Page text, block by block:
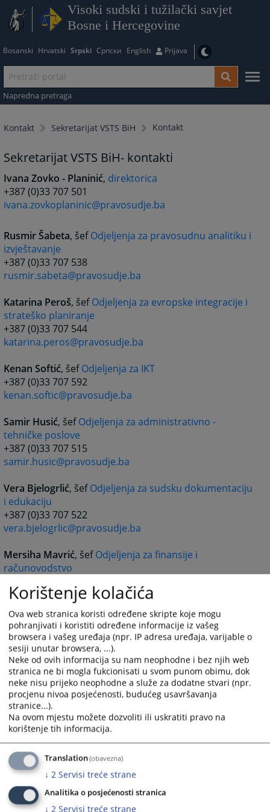
Visoki sudski i tužilački savjet
Bosne i Hercegovine
Bosanski Hrvatski Srpski Српски English Prijava
Napredna pretraga
Kontakt Sekretarijat VSTS BiH Kontakt
Sekretarijat VSTS BiH- kontakti
Ivana Zovko - Planinić, direktorica
+387 (0)33 707 501
ivana.zovkoplaninic@pravosudje.ba
Rusmir Šabeta, šefOdjeljenja za pravosudnu analitiku i
izvještavanje
+387 (0)33 707 538
rusmir.sabeta@pravosudje.ba
Katarina Peroš, šefOdjeljenja za evropske integracije i
strateško planiranje
+387 (0)33 707 544
katarina.peros@pravosudje.ba
Kenan Softić, šefOdjeljenja za IKT
+387 (0)33 707 592
kenan.softic@pravosudje.ba
Samir Husić, šefOdjeljenja za administrativno -
tehničke poslove
+387 (0)33 707 515
samir.husic@pravosudje.ba
Vera Bjelogrlić, šefOdjeljenja za sudsku dokumentaciju
i edukaciju
+387 (0)33 707 522
vera.bjelogrlic@pravosudje.ba
Mersiha Mavrić, šefOdjeljenja za finansije i
računovodstvo
mersiha.mavric@pravosudje.ba
Mirza Hadžiomerović,šefOdjeljenja za disciplinske
postupke i etiku nosilaca pravosudnih funkcija
+387 (0)33 704 614
mirza.hadziomerovic@pravosudje.ba
Almisa Zulović Berhamović, zamjenica šefaOdjeljenja
za disciplinske postupke i etiku nosilaca pravosudnih
funkcija
+387 (0)33 707 536
almisa.berhamovic@pravosudje.ba
Jasmin Čalija, šefOdjeljenja za imenovanje i
napredovanje
+387 (0)33 707 560
jasmin.calija@pravosudje.ba
Vesna Pirija , šefOdjeljenja za provođenje postupka po
Korištenje kolačića
Ova web stranica koristi određene skripte koje mogu
pohranjivati i koristiti određene informacije iz vašeg
browsera i vašeg uređaja (npr. IP adresa uređaja, varijable o
sesiji unutar browsera, ...).
Neke od ovih informacija su nam neophodne i bez njih web
stranica ne bi mogla fukcionisati u svom punom obimu, dok
neke nisu prijeko neophodne a služe za dodatne stvari (npr.
procjenu nivoa posjećenosti, budućeg usavršavanja
stranice...).
Na ovom mjestu možete dozvoliti ili uskratiti pravo na
korištenje tih informacija.
Translation(obavezna)
↓ 2 Servisi treće strane
Analitika o posjećenosti stranica
↓ 2 Servisi treće strane